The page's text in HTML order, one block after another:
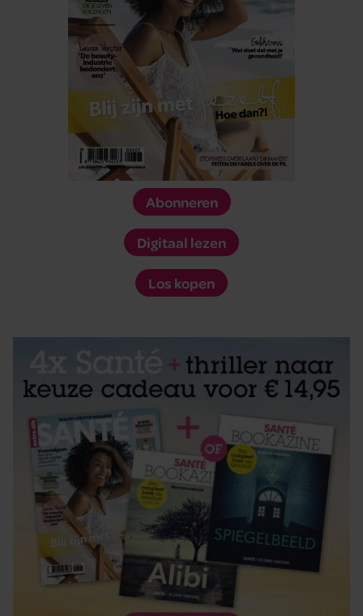
Abonneren
Digitaal lezen
Los kopen